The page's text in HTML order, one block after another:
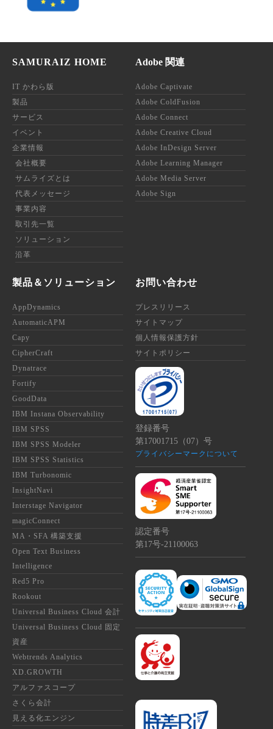
SAMURAIZ HOME
IT かわら版
製品
サービス
イベント
企業情報
会社概要
サムライズとは
代表メッセージ
事業内容
取引先一覧
ソリューション
沿革
Adobe 関連
Adobe Captivate
Adobe ColdFusion
Adobe Connect
Adobe Creative Cloud
Adobe InDesign Server
Adobe Learning Manager
Adobe Media Server
Adobe Sign
製品＆ソリューション
AppDynamics
AutomaticAPM
Capy
CipherCraft
Dynatrace
Fortify
GoodData
IBM Instana Observability
IBM SPSS
IBM SPSS Modeler
IBM SPSS Statistics
IBM Turbonomic
InsightNavi
Interstage Navigator
magicConnect
MA・SFA 構築支援
Open Text Business
Intelligence
Red5 Pro
Rookout
Universal Business Cloud 会計
Universal Business Cloud 固定
資産
Webtrends Analytics
XD.GROWTH
アルファスコープ
さくら会計
見える化エンジン
お問い合わせ
プレスリリース
サイトマップ
個人情報保護方針
サイトポリシー
登録番号
第17001715（07）号
プライバシーマークについて
認定番号
第17号‐21100063